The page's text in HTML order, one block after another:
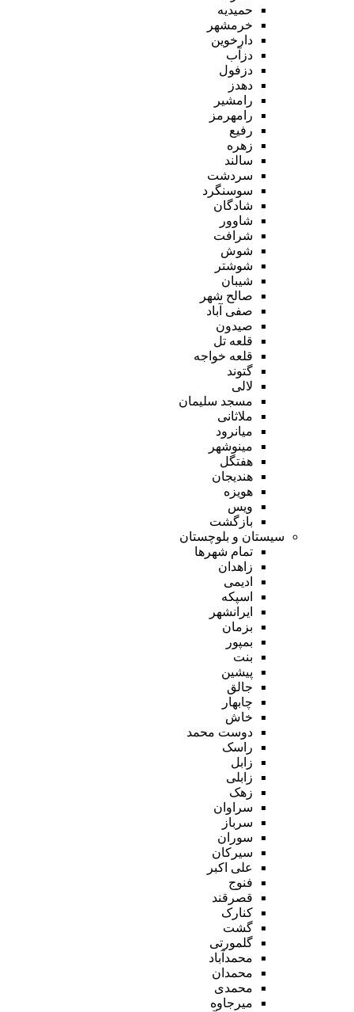
حمیدیه
خرمشهر
دارخوین
دزآب
دزفول
دهدز
رامشیر
رامهرمز
رفیع
زهره
سالند
سردشت
سوسنگرد
شادگان
شاوور
شرافت
شوش
شوشتر
شیبان
صالح شهر
صفی آباد
صیدون
قلعه تل
قلعه خواجه
گتوند
لالی
مسجد سلیمان
ملاثانی
میانرود
مینوشهر
هفتگل
هندیجان
هویزه
ویس
بازگشت
سیستان و بلوچستان
تمام شهر‌ها
زاهدان
ادیمی
اسپکه
ایرانشهر
بزمان
بمپور
بنت
پیشین
جالق
چابهار
خاش
دوست محمد
راسک
زابل
زابلی
زهک
سراوان
سرباز
سوران
سیرکان
علی اکبر
فنوج
قصرقند
کنارک
گشت
گلمورتی
محمدآباد
محمدان
محمدی
میرجاوه